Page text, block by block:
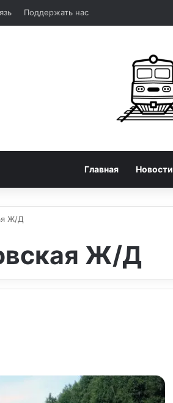
Поддержать нас
Главная Новости
Ж/Д
Ж/Д